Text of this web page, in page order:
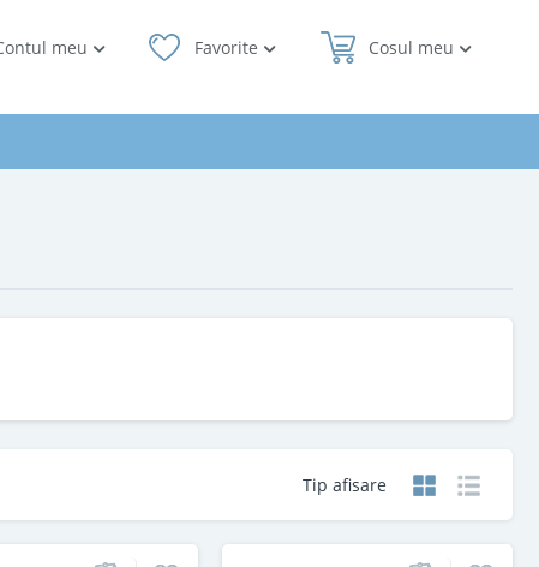
Cosul meu
Favorite
meu
Tip afisare